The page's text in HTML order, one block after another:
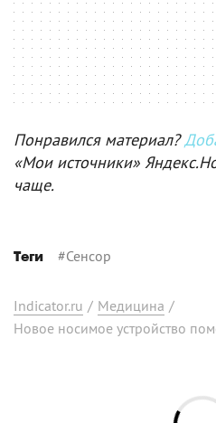
Понравился материал?
«Мои источники»
чаще.
Теги #Сенсор
Indicator.ru / Медицина /
Новое носимое устройство